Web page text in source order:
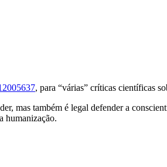
, para “várias” críticas científicas
mas também é legal defender a
humanização.